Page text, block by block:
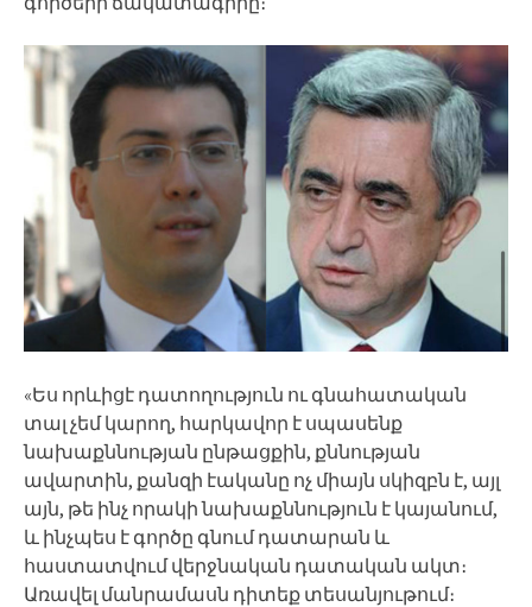
«Ես որևիցէ դատողություն ու գնահատական
տալ չեմ կարող, հարկավոր է սպասենք
նախաքննության ընթացքին, քննության
ավարտին, քանզի էականը ոչ միայն սկիզբն է, այլ
այն, թե ինչ որակի նախաքննություն է կայանում,
և ինչպես է գործը գնում դատարան և
հաստատվում վերջնական դատական ակտ։
Առավել մանրամասն դիտեք տեսանյութում։